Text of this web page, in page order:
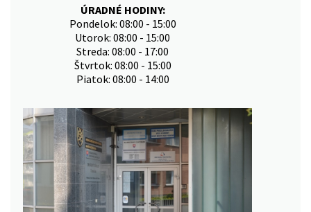
ÚRADNÉ HODINY:
Pondelok: 08:00 - 15:00
Utorok: 08:00 - 15:00
Streda: 08:00 - 17:00
Štvrtok: 08:00 - 15:00
Piatok: 08:00 - 14:00